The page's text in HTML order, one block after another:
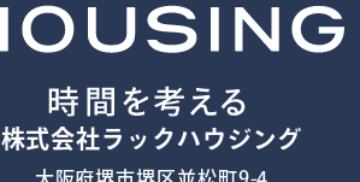
株式会社ラックハウジング
大阪府堺市堺区並松町9-4